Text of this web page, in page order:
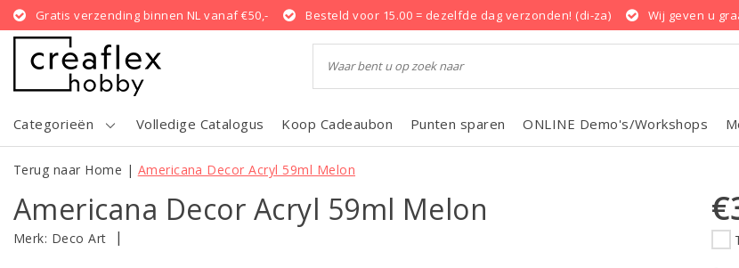
Gratis verzending binnen NL vanaf €50,- Besteld voor 15.00 = dezelfde dag verzonden! (di-za) Wij geven u
Categorieën Volledige Catalogus Koop Cadeaubon Punten sparen ONLINE Demo's/Workshops
Terug naar Home | Americana Decor Acryl 59ml Melon
Americana Decor Acryl 59ml Melon
Merk: Deco Art |